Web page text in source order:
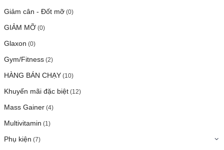
Giảm cân - Đốt mỡ (0)
GIẢM MỠ (0)
Glaxon (0)
Gym/Fitness (2)
HÀNG BÁN CHẠY (10)
Khuyến mãi đặc biệt (12)
Mass Gainer (4)
Multivitamin (1)
Phụ kiện (7)